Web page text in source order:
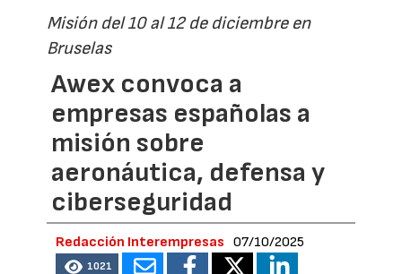
Misión del 10 al 12 de diciembre en
Bruselas
Awex convoca a
empresas españolas a
misión sobre
aeronáutica, defensa y
ciberseguridad
Redacción Interempresas 07/10/2025
1021